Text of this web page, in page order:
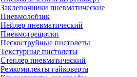
Заклепочники пневматические
Пневмолобзик
Нейлер пневматический
Пневмотрещотки
Пескоструйные пистолеты
Текстурные пистолеты
Степлер пневматический
Ремкомплекты гайковерта